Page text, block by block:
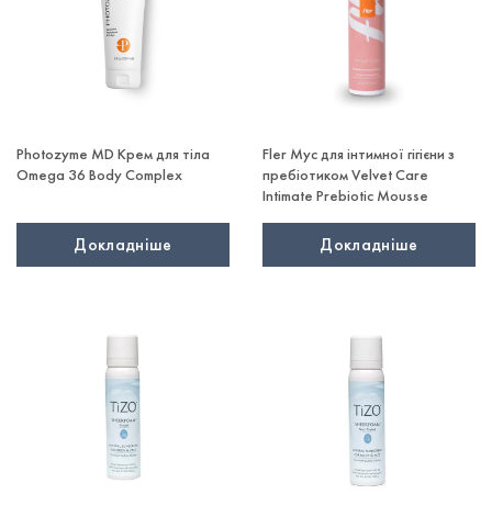
Photozyme MD Крем для тіла
Omega 36 Body Complex
Докладніше
Fler Мус для інтимної гігієни з
пребіотиком Velvet Care
Intimate Prebiotic Mousse
Докладніше